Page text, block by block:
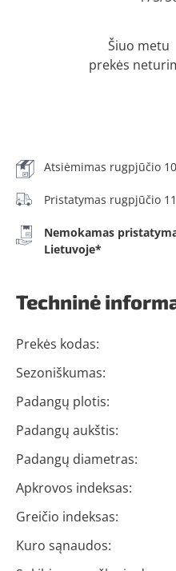
Šiuo metu
prekės
Atsiėmimas rugpjūčio
Pristatymas rugpjūčio
Nemokamas
Lietuvoje*
Techninė
Prekės kodas:
Sezoniškumas:
Padangų plotis:
Padangų aukštis:
Padangų diametras:
Apkrovos indeksas:
Greičio indeksas:
Kuro sąnaudos: